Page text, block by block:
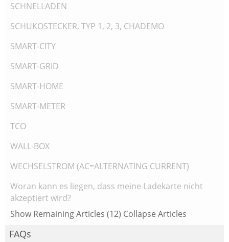
SCHNELLADEN
SCHUKOSTECKER, TYP 1, 2, 3, CHADEMO
SMART-CITY
SMART-GRID
SMART-HOME
SMART-METER
TCO
WALL-BOX
WECHSELSTROM (AC=ALTERNATING CURRENT)
Woran kann es liegen, dass meine Ladekarte nicht
akzeptiert wird?
Show Remaining Articles (12) Collapse Articles
FAQs